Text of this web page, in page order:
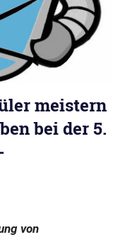
meistern
bei der 5.
von